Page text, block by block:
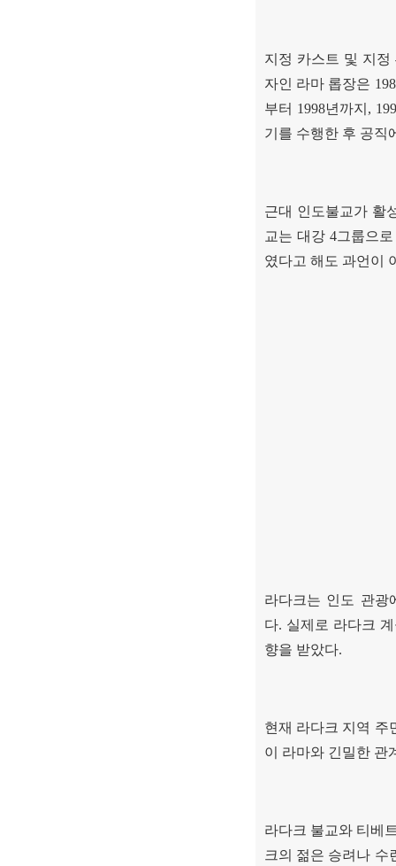
지정 카스트 및 지
자인 라마 롭장은
부터 1998년까지 ,
기를 수행한 후 공직
근대 인도불교가 활
교는 대강4그룹으
였다고 해도 과언이
라다크는 인도 관광
다. 실제로 라다크
향을 받았다.
현재 라다크 지역 주
이 라마와 긴밀한 관
라다크 불교와 티베
크의 젊은 승려나 수